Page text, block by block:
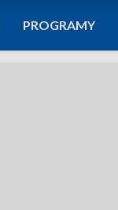
PROGRAMY